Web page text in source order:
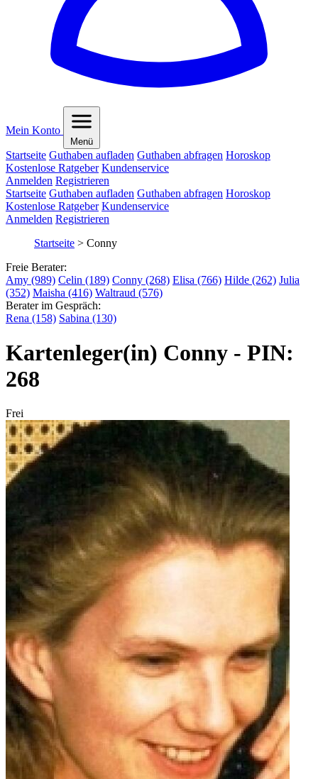
Mein Konto
Menü
Startseite Guthaben aufladen Guthaben abfragen Horoskop
Kostenlose Ratgeber Kundenservice
Anmelden Registrieren
Startseite Guthaben aufladen Guthaben abfragen Horoskop
Kostenlose Ratgeber Kundenservice
Anmelden Registrieren
Startseite > Conny
Freie Berater:
Amy (989) Celin (189) Conny (268) Elisa (766) Hilde (262) Julia
(352) Maisha (416) Waltraud (576)
Berater im Gespräch:
Rena (158) Sabina (130)
Kartenleger(in) Conny - PIN:
268
Frei